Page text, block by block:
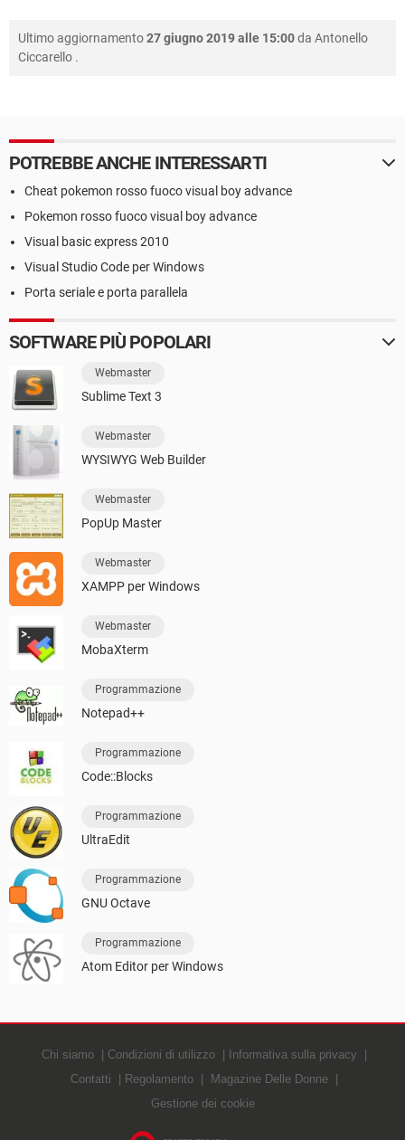
Ultimo aggiornamento27 giugno 2019 alle 15:00da Antonello
Ciccarello .
POTREBBE ANCHE INTERESSARTI
Cheat pokemon rosso fuoco visual boy advance
Pokemon rosso fuoco visual boy advance
Visual basic express 2010
Visual Studio Code per Windows
Porta seriale e porta parallela
SOFTWARE PIÙ POPOLARI
Webmaster
Sublime Text 3
Webmaster
WYSIWYG Web Builder
Webmaster
PopUp Master
Webmaster
XAMPP per Windows
Webmaster
MobaXterm
Programmazione
Notepad++
Programmazione
Code::Blocks
Programmazione
UltraEdit
Programmazione
GNU Octave
Programmazione
Atom Editor per Windows
Chi siamo Condizioni di utilizzo
Informativa sulla privacy
Contatti
Regolamento
Magazine Delle Donne
Gestione dei cookie